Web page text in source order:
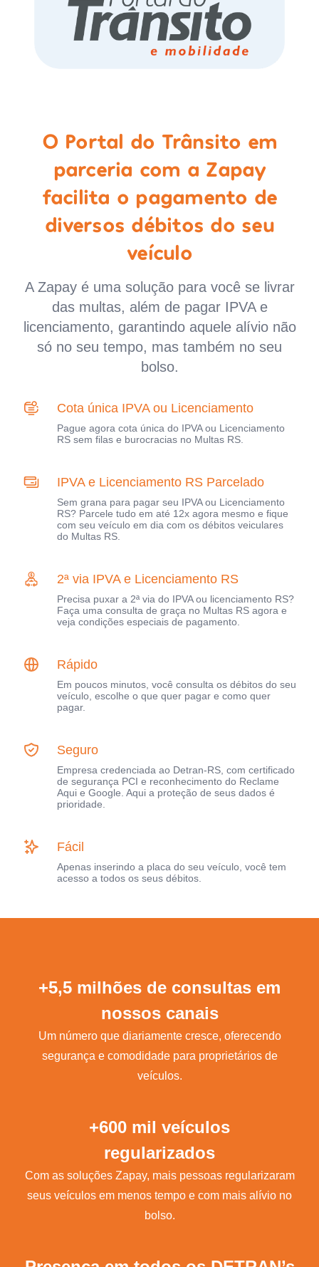
O Portal do Trânsito em
parceria com a Zapay
facilita o pagamento de
diversos débitos do seu
veículo
A Zapay é uma solução para você se livrar
das multas, além de pagar IPVA e
licenciamento, garantindo aquele alívio não
só no seu tempo, mas também no seu
bolso.
Cota única IPVA ou Licenciamento
Pague agora cota única do IPVA ou Licenciamento
RS sem filas e burocracias no Multas RS.
IPVA e Licenciamento RS Parcelado
Sem grana para pagar seu IPVA ou Licenciamento
RS? Parcele tudo em até 12x agora mesmo e fique
com seu veículo em dia com os débitos veiculares
do Multas RS.
2ª via IPVA e Licenciamento RS
Precisa puxar a 2ª via do IPVA ou licenciamento RS?
Faça uma consulta de graça no Multas RS agora e
veja condições especiais de pagamento.
Rápido
Em poucos minutos, você consulta os débitos do seu
veículo, escolhe o que quer pagar e como quer
pagar.
Seguro
Empresa credenciada ao Detran-RS, com certificado
de segurança PCI e reconhecimento do Reclame
Aqui e Google. Aqui a proteção de seus dados é
prioridade.
Fácil
Apenas inserindo a placa do seu veículo, você tem
acesso a todos os seus débitos.
+5,5 milhões de consultas em
nossos canais
Um número que diariamente cresce, oferecendo
segurança e comodidade para proprietários de
veículos.
+600 mil veículos
regularizados
Com as soluções Zapay, mais pessoas regularizaram
seus veículos em menos tempo e com mais alívio no
bolso.